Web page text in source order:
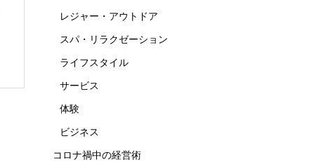
レジャー・アウトドア
スパ・リラクゼーション
ライフスタイル
サービス
体験
ビジネス
コロナ禍中の経営術